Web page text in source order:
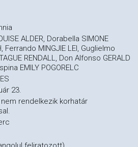
ALDER, Dorabella SIMONE
Ferrando MINGJIE LEI, Guglielmo
RENDALL, Don Alfonso GERALD
EMILY POGORELC
23.
rendelkezik korhatár